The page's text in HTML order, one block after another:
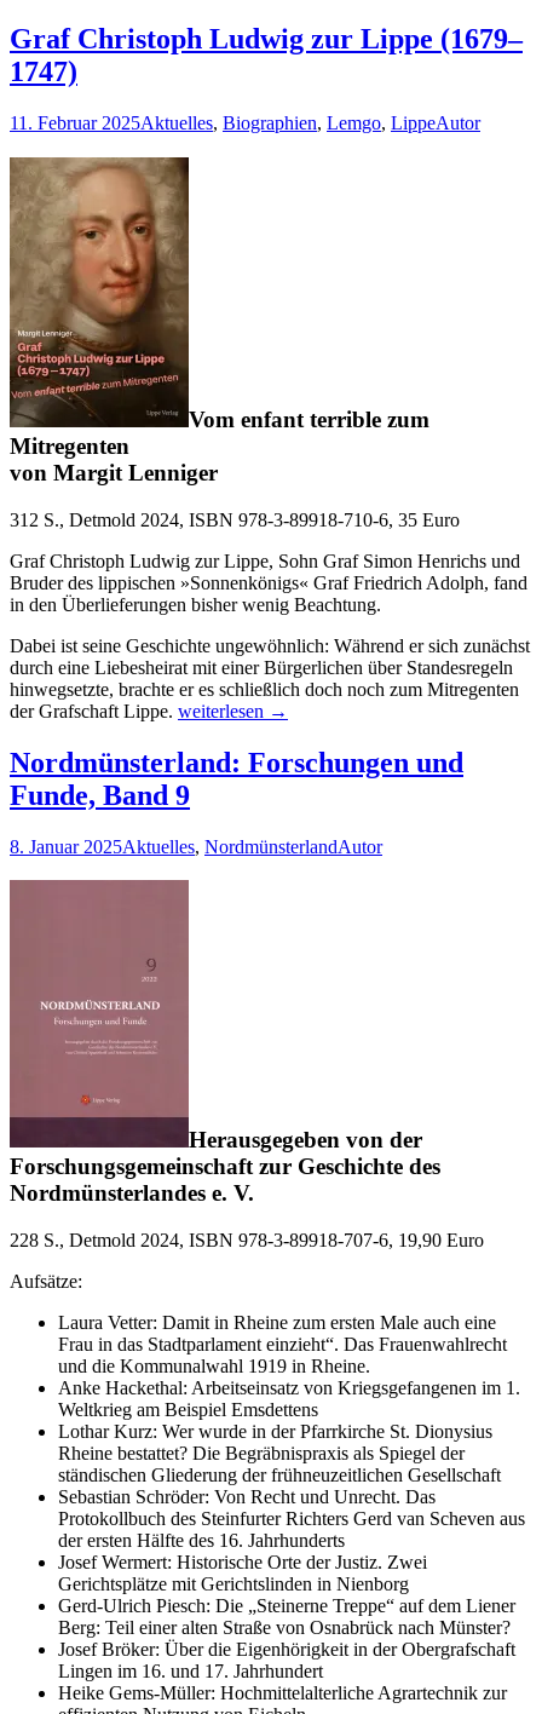
Kriegsende
in
Lage
3.
1945
Graf Christoph Ludwig zur Lippe (1679–
1747)
11. Februar 2025Aktuelles, Biographien, Lemgo, LippeAutor
Vom enfant terrible zum
Mitregenten
von Margit Lenniger
312 S., Detmold 2024, ISBN 978-3-89918-710-6, 35 Euro
Graf Christoph Ludwig zur Lippe, Sohn Graf Simon Henrichs und
Bruder des lippischen »Sonnenkönigs« Graf Friedrich Adolph, fand
in den Überlieferungen bisher wenig Beachtung.
Dabei ist seine Geschichte ungewöhnlich: Während er sich zunächst
durch eine Liebesheirat mit einer Bürgerlichen über Standesregeln
hinwegsetzte, brachte er es schließlich doch noch zum Mitregenten
der Grafschaft Lippe. Graf
Ludwig
zur
Lippe
1747)
weiterlesen →
Nordmünsterland: Forschungen und
Funde, Band 9
8. Januar 2025Aktuelles, NordmünsterlandAutor
Herausgegeben von der
Forschungsgemeinschaft zur Geschichte des
Nordmünsterlandes e. V.
228 S., Detmold 2024, ISBN 978-3-89918-707-6, 19,90 Euro
Aufsätze:
Laura Vetter: Damit in Rheine zum ersten Male auch eine
Frau in das Stadtparlament einzieht“. Das Frauenwahlrecht
und die Kommunalwahl 1919 in Rheine.
Anke Hackethal: Arbeitseinsatz von Kriegsgefangenen im 1.
Weltkrieg am Beispiel Emsdettens
Lothar Kurz: Wer wurde in der Pfarrkirche St. Dionysius
Rheine bestattet? Die Begräbnispraxis als Spiegel der
ständischen Gliederung der frühneuzeitlichen Gesellschaft
Sebastian Schröder: Von Recht und Unrecht. Das
Protokollbuch des Steinfurter Richters Gerd van Scheven aus
der ersten Hälfte des 16. Jahrhunderts
Josef Wermert: Historische Orte der Justiz. Zwei
Gerichtsplätze mit Gerichtslinden in Nienborg
Gerd-Ulrich Piesch: Die „Steinerne Treppe“ auf dem Liener
Berg: Teil einer alten Straße von Osnabrück nach Münster?
Josef Bröker: Über die Eigenhörigkeit in der Obergrafschaft
Lingen im 16. und 17. Jahrhundert
Heike Gems-Müller: Hochmittelalterliche Agrartechnik zur